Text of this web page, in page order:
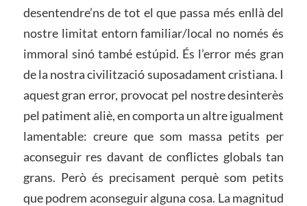
desentendre’ns de tot el que passa més enllà del
nostre limitat entorn familiar/local no només és
immoral sinó també estúpid. És l’error més gran
de la nostra civilització suposadament cristiana. I
aquest gran error, provocat pel nostre desinterès
pel patiment aliè, en comporta un altre igualment
lamentable: creure que som massa petits per
aconseguir res davant de conflictes globals tan
grans. Però és precisament perquè som petits
que podrem aconseguir alguna cosa. La magnitud